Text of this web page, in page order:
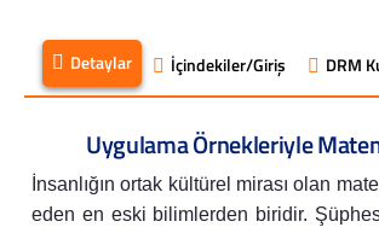
Detaylar İçindekiler/Giriş DRM
Uygulama Örnekleriyle
İnsanlığın ortak kültürel mirası olan
eden en eski bilimlerden biridir.